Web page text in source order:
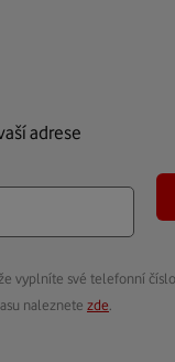
adrese
vyplníte své telefonní
naleznete zde